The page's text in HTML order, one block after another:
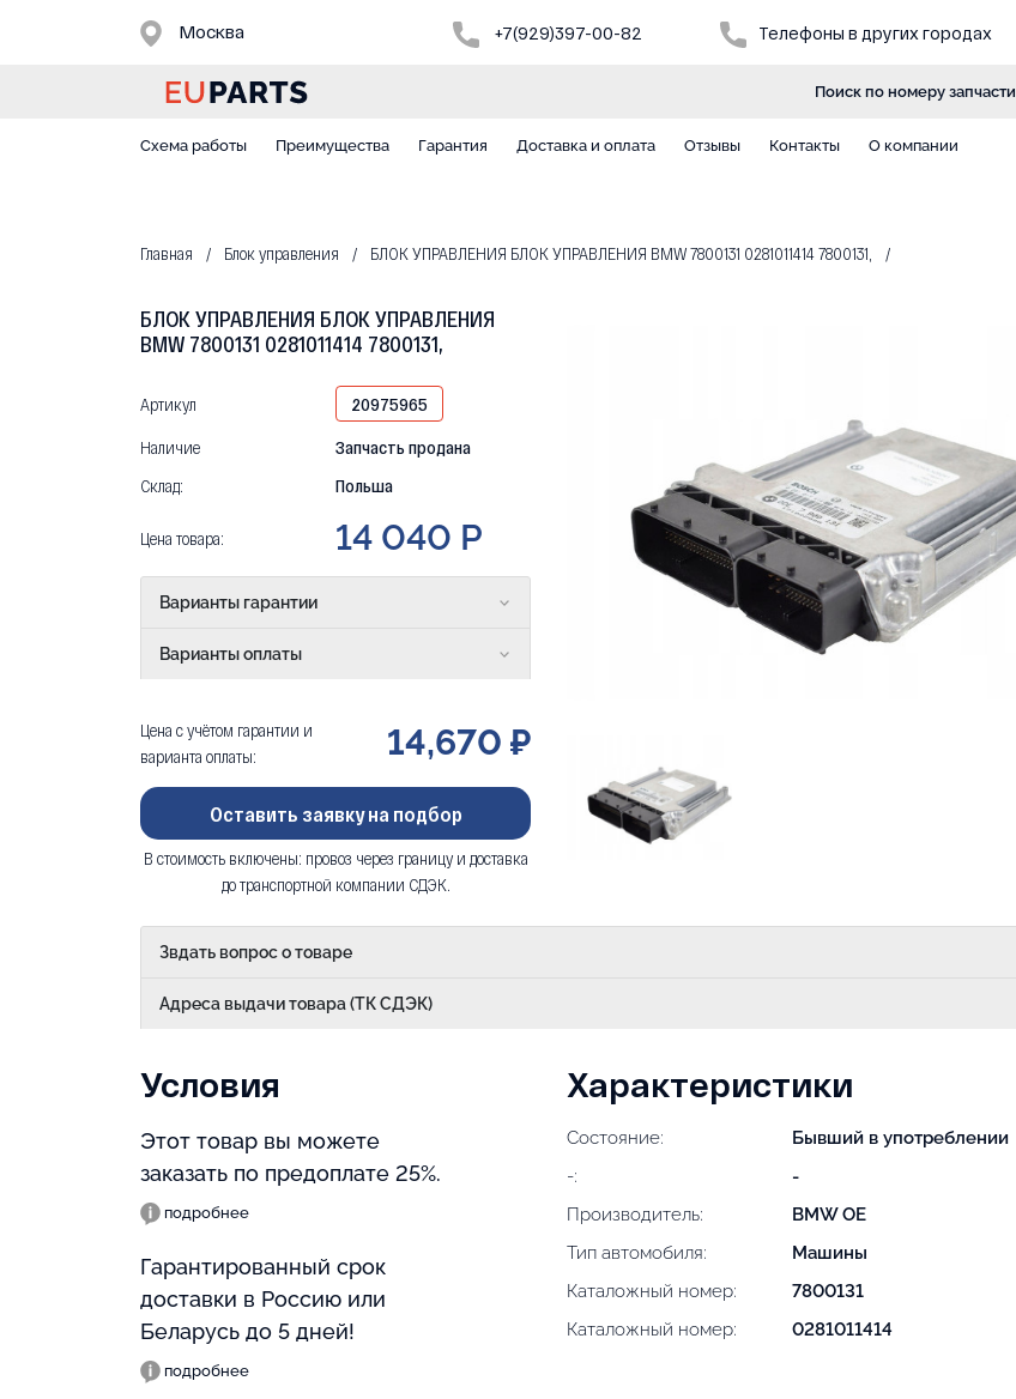
Москва +7(929)397-00-82 Телефоны в других городах
Поиск по номеру запчасти
Схема работы Преимущества Гарантия Доставка и оплата Отзывы Контакты О компании
Главная Блок управления БЛОК УПРАВЛЕНИЯ БЛОК УПРАВЛЕНИЯ BMW 7800131 0281011414 7800131,
БЛОК УПРАВЛЕНИЯ БЛОК УПРАВЛЕНИЯ
BMW 7800131 0281011414 7800131,
Артикул
20975965
Наличие
Запчасть продана
Склад:
Польша
Цена товара: 14 040 Р
Варианты гарантии
Варианты оплаты
Цена с учётом гарантии и
варианта оплаты:
14,670 ₽
Оставить заявку на подбор
В стоимость включены: провоз через границу и доставка
до транспортной компании СДЭК.
Звдать вопрос о товаре
Адреса выдачи товара (ТК СДЭК)
Условия
Этот товар вы можете
заказать по предоплате 25%.
подробнее
Гарантированный срок
доставки в Россию или
Беларусь до 5 дней!
подробнее
Характеристики
Состояние:
Бывший в употреблении
-:
-
Производитель:
BMW OE
Тип автомобиля:
Машины
Каталожный номер:
7800131
Каталожный номер:
0281011414